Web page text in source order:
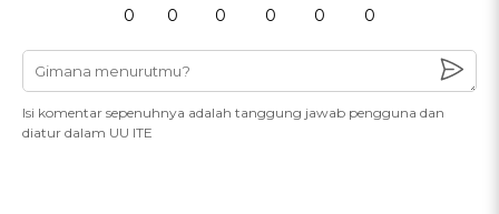
0 0 0 0 0 0
Isi komentar sepenuhnya adalah tanggung jawab pengguna dan
diatur dalam UU ITE